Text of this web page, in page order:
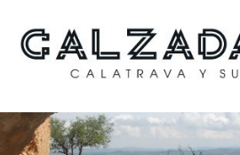
Calzada de
su